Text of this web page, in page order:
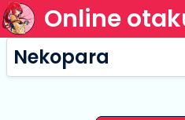
Online
Nekopara